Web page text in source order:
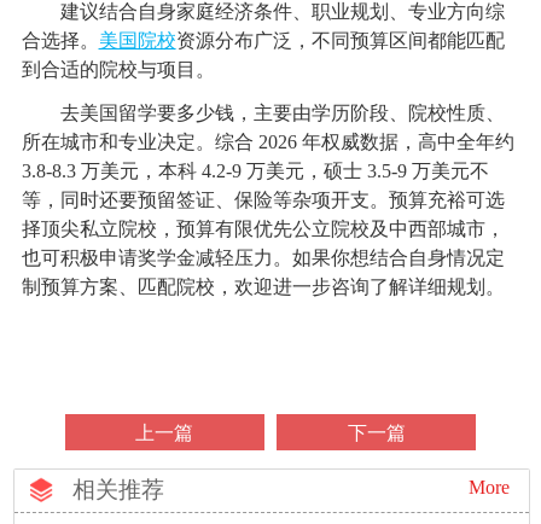
建议结合自身家庭经济条件、职业规划、专业方向综
合选择。 美国院校资源分布广泛，不同预算区间都能匹配
到合适的院校与项目。
去美国留学要多少钱，主要由学历阶段、院校性质、
所在城市和专业决定。综合 2026 年权威数据，高中全年约
3.8-8.3 万美元，本科 4.2-9 万美元，硕士 3.5-9 万美元不
等，同时还要预留签证、保险等杂项开支。预算充裕可选
择顶尖私立院校，预算有限优先公立院校及中西部城市，
也可积极申请奖学金减轻压力。如果你想结合自身情况定
制预算方案、匹配院校，欢迎进一步咨询了解详细规划。
上一篇 下一篇
相关推荐 More